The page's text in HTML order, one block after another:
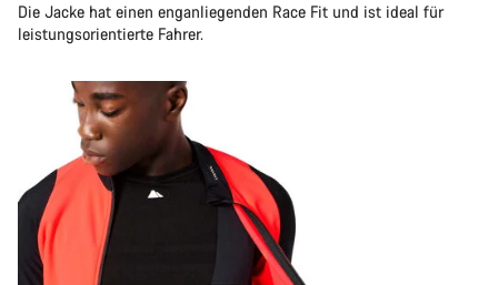
Die Jacke hat einen enganliegenden Race Fit und ist ideal für
leistungsorientierte Fahrer.